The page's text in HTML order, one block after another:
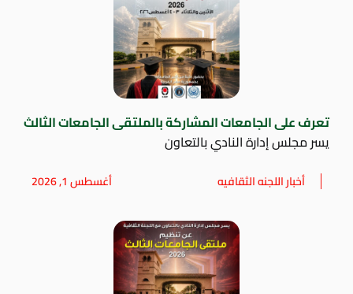
تعرف على الجامعات المشاركة بالملتقى الجامعات الثالث
يسر مجلس إدارة النادي بالتعاون
أخبار اللجنه الثقافيه أغسطس 1, 2026